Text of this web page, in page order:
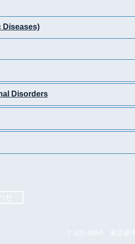
Diseases)
Disorders
せ
〒101-0054 東京都